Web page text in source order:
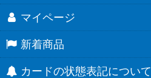
マイページ
新着商品
カードの状態表記について